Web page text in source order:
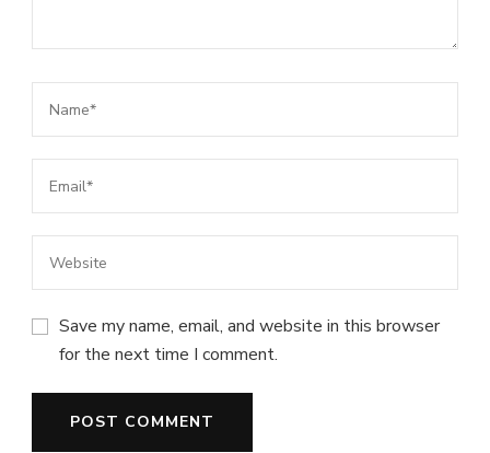
Save my name, email, and website in this browser
for the next time I comment.